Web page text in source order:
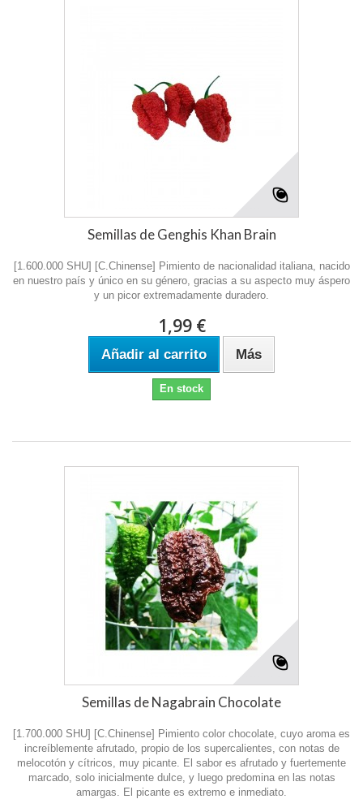
Semillas de Genghis Khan Brain
[1.600.000 SHU] [C.Chinense] Pimiento de nacionalidad italiana, nacido
en nuestro país y único en su género, gracias a su aspecto muy áspero
y un picor extremadamente duradero.
1,99 €
Añadir al carrito Más
En stock
Semillas de Nagabrain Chocolate
[1.700.000 SHU] [C.Chinense] Pimiento color chocolate, cuyo aroma es
increíblemente afrutado, propio de los supercalientes, con notas de
melocotón y cítricos, muy picante. El sabor es afrutado y fuertemente
marcado, solo inicialmente dulce, y luego predomina en las notas
amargas. El picante es extremo e inmediato.